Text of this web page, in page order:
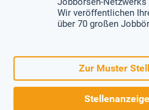
Wir veröffentlichen
über 70 großen
Zur Muster